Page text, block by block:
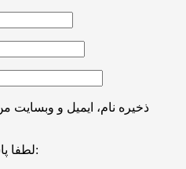
ذخیره نام، ایمیل و وبسایت
لطفا پاسخ را به عدد انگلیسی وارد کنید: